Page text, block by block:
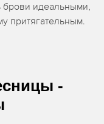
брови идеальными,
притягательным.
-